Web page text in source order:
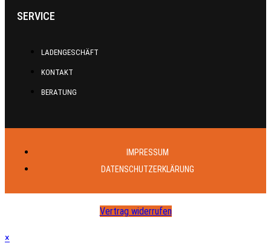
SERVICE
LADENGESCHÄFT
KONTAKT
BERATUNG
IMPRESSUM
DATENSCHUTZERKLÄRUNG
Vertrag widerrufen
×